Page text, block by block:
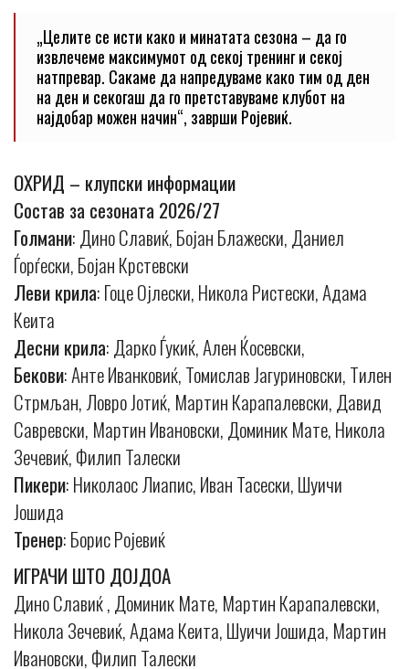
„Целите се исти како и минатата сезона – да го
извлечеме максимумот од секој тренинг и секој
натпревар. Сакаме да напредуваме како тим од ден
на ден и секогаш да го претставуваме клубот на
најдобар можен начин“, заврши Ројевиќ.
ОХРИД – клупски информации
Состав за сезоната 2026/27
Голмани: Дино Славиќ, Бојан Блажески, Даниел
Ѓорѓески, Бојан Крстевски
Леви крила: Гоце Ојлески, Никола Ристески, Адама
Кеита
Десни крила: Дарко Ѓукиќ, Ален Ќосевски,
Бекови: Анте Иванковиќ, Томислав Јагуриновски, Тилен
Стрмљан, Ловро Јотиќ, Мартин Карапалевски, Давид
Савревски, Мартин Ивановски, Доминик Мате, Никола
Зечевиќ, Филип Талески
Пикери: Николаос Лиапис, Иван Тасески, Шуичи
Јошида
Тренер: Борис Ројевиќ
ИГРАЧИ ШТО ДОЈДОА
Дино Славиќ , Доминик Мате, Мартин Карапалевски,
Никола Зечевиќ, Адама Кеита, Шуичи Јошида, Мартин
Ивановски, Филип Талески